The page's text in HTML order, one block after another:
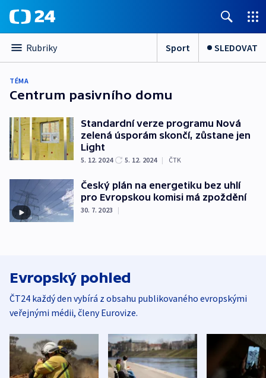
Rubriky Sport SLEDOVAT
TÉMA
Centrum pasivního domu
Standardní verze programu Nová
zelená úsporám skončí, zůstane jen
Light
5. 12. 2024 5. 12. 2024 | ČTK
Český plán na energetiku bez uhlí
pro Evropskou komisi má zpoždění
30. 7. 2023 |
Evropský pohled
ČT24 každý den vybírá z obsahu publikovaného evropskými
veřejnými médii, členy Eurovize.